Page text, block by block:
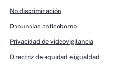
No discriminación
Denuncias antisoborno
Privacidad de videovigilancia
Directriz de equidad e igualdad